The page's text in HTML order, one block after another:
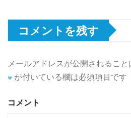
コメントを残す
メールアドレスが公開されること
※ が付いている欄は必須項目です
コメント